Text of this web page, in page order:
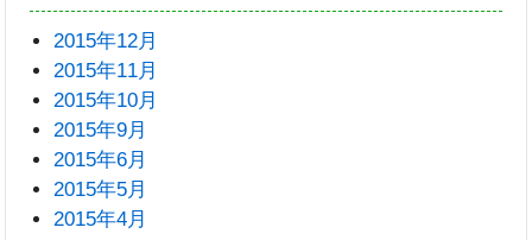
2015年12月
2015年11月
2015年10月
2015年9月
2015年6月
2015年5月
2015年4月